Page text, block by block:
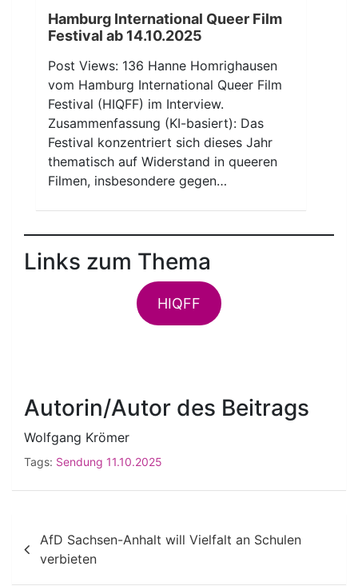
Hamburg International Queer Film
Festival ab 14.10.2025
Post Views: 136 Hanne Homrighausen
vom Hamburg International Queer Film
Festival (HIQFF) im Interview.
Zusammenfassung (KI-basiert): Das
Festival konzentriert sich dieses Jahr
thematisch auf Widerstand in queeren
Filmen, insbesondere gegen…
Links zum Thema
HIQFF
Autorin/Autor des Beitrags
Wolfgang Krömer
Tags: Sendung 11.10.2025
Beitragsnavigation
AfD Sachsen-Anhalt will Vielfalt an Schulen
verbieten